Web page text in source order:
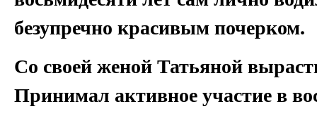
безупречно красивым почерком.
Со своей женой Татьяной
Принимал активное участие в